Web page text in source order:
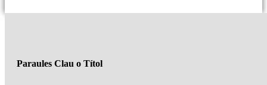
Paraules Clau o Títol